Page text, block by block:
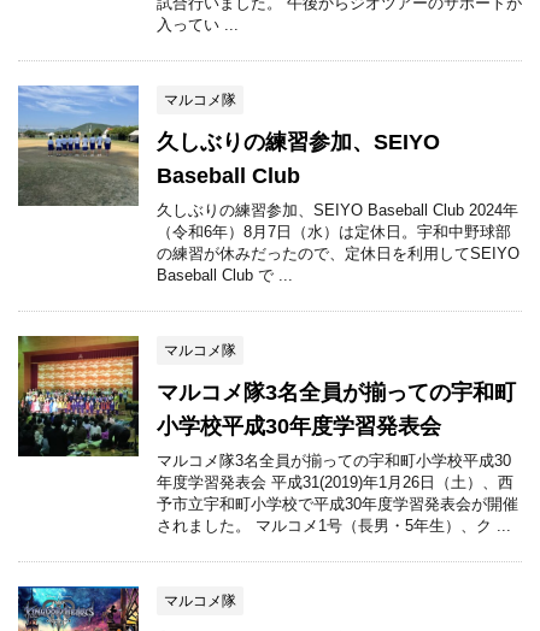
入ってい ...
マルコメ隊
久しぶりの練習参加、SEIYO
Baseball Club
久しぶりの練習参加、SEIYO Baseball Club 2024年
（令和6年）8月7日（水）は定休日。宇和中野球部
の練習が休みだったので、定休日を利用してSEIYO
Baseball Club で ...
マルコメ隊
マルコメ隊3名全員が揃っての宇和町
小学校平成30年度学習発表会
マルコメ隊3名全員が揃っての宇和町小学校平成30
年度学習発表会 平成31(2019)年1月26日（土）、西
予市立宇和町小学校で平成30年度学習発表会が開催
されました。 マルコメ1号（長男・5年生）、ク ...
マルコメ隊